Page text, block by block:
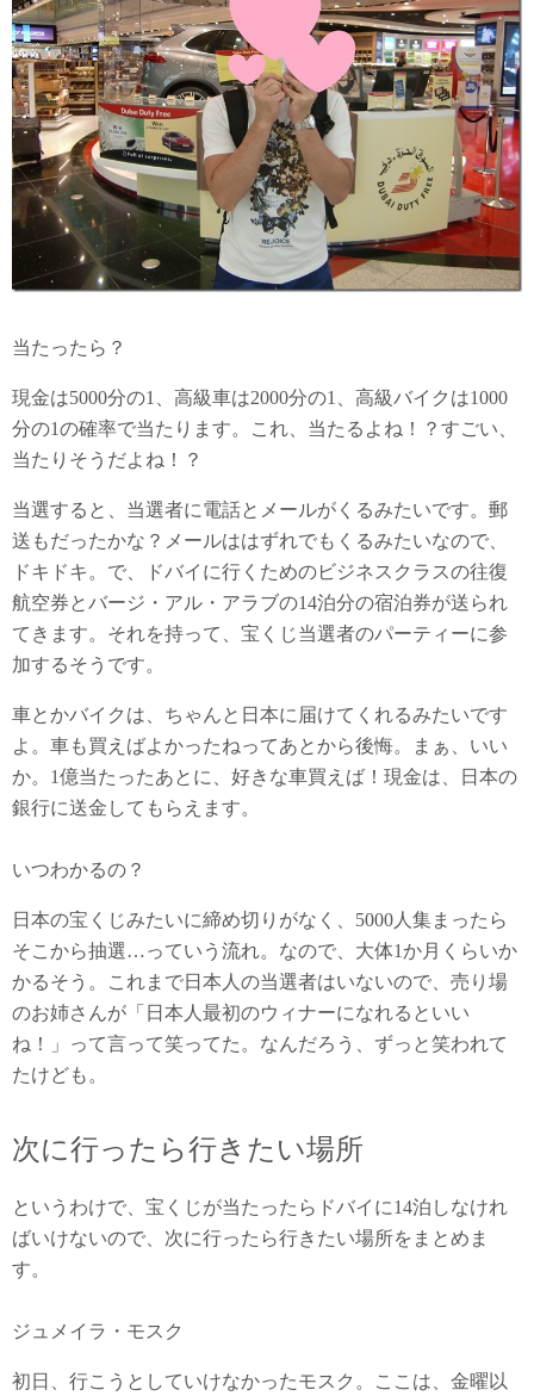
当たったら？
現金は5000分の1、高級車は2000分の1、高級バイクは1000
分の1の確率で当たります。これ、当たるよね！？すごい、
当たりそうだよね！？
当選すると、当選者に電話とメールがくるみたいです。郵
送もだったかな？メールははずれでもくるみたいなので、
ドキドキ。で、ドバイに行くためのビジネスクラスの往復
航空券とバージ・アル・アラブの14泊分の宿泊券が送られ
てきます。それを持って、宝くじ当選者のパーティーに参
加するそうです。
車とかバイクは、ちゃんと日本に届けてくれるみたいです
よ。車も買えばよかったねってあとから後悔。まぁ、いい
か。1億当たったあとに、好きな車買えば！現金は、日本の
銀行に送金してもらえます。
いつわかるの？
日本の宝くじみたいに締め切りがなく、5000人集まったら
そこから抽選…っていう流れ。なので、大体1か月くらいか
かるそう。これまで日本人の当選者はいないので、売り場
のお姉さんが「日本人最初のウィナーになれるといい
ね！」って言って笑ってた。なんだろう、ずっと笑われて
たけども。
次に行ったら行きたい場所
というわけで、宝くじが当たったらドバイに14泊しなけれ
ばいけないので、次に行ったら行きたい場所をまとめま
す。
ジュメイラ・モスク
初日、行こうとしていけなかったモスク。ここは、金曜以